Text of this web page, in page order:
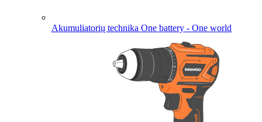
Akumuliatorių technika One battery - One world